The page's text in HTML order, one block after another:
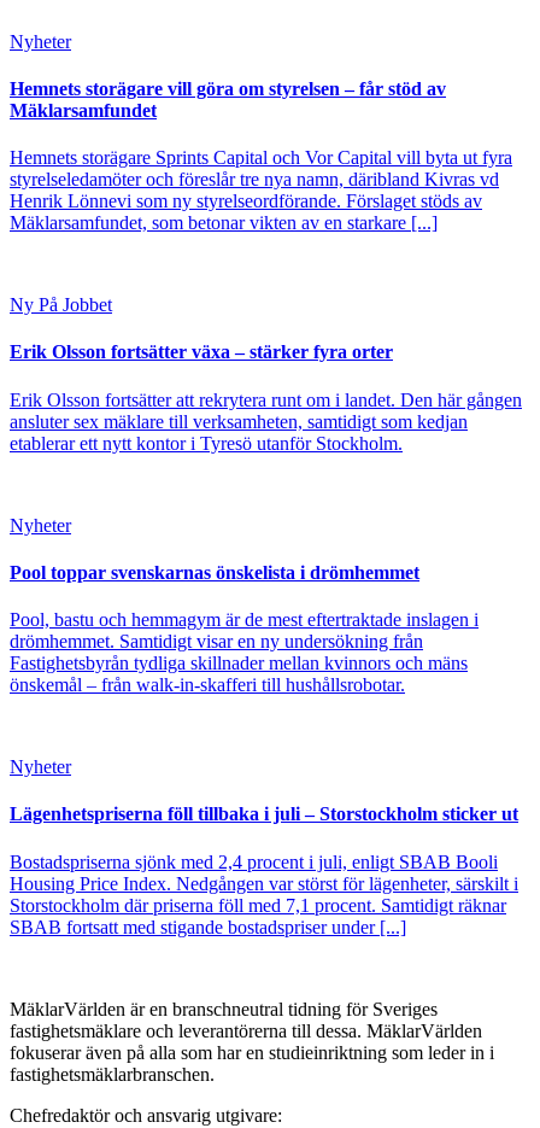
Nyheter
Hemnets storägare vill göra om styrelsen – får stöd av
Mäklarsamfundet
Hemnets storägare Sprints Capital och Vor Capital vill byta ut fyra
styrelseledamöter och föreslår tre nya namn, däribland Kivras vd
Henrik Lönnevi som ny styrelseordförande. Förslaget stöds av
Mäklarsamfundet, som betonar vikten av en starkare [...]
Ny På Jobbet
Erik Olsson fortsätter växa – stärker fyra orter
Erik Olsson fortsätter att rekrytera runt om i landet. Den här gången
ansluter sex mäklare till verksamheten, samtidigt som kedjan
etablerar ett nytt kontor i Tyresö utanför Stockholm.
Nyheter
Pool toppar svenskarnas önskelista i drömhemmet
Pool, bastu och hemmagym är de mest eftertraktade inslagen i
drömhemmet. Samtidigt visar en ny undersökning från
Fastighetsbyrån tydliga skillnader mellan kvinnors och mäns
önskemål – från walk-in-skafferi till hushållsrobotar.
Nyheter
Lägenhetspriserna föll tillbaka i juli – Storstockholm sticker ut
Bostadspriserna sjönk med 2,4 procent i juli, enligt SBAB Booli
Housing Price Index. Nedgången var störst för lägenheter, särskilt i
Storstockholm där priserna föll med 7,1 procent. Samtidigt räknar
SBAB fortsatt med stigande bostadspriser under [...]
MäklarVärlden är en branschneutral tidning för Sveriges
fastighetsmäklare och leverantörerna till dessa. MäklarVärlden
fokuserar även på alla som har en studieinriktning som leder in i
fastighetsmäklarbranschen.
Chefredaktör och ansvarig utgivare: